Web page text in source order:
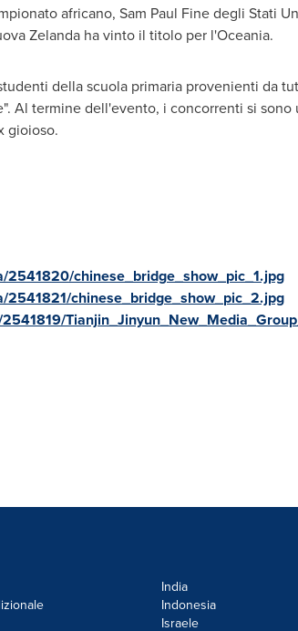
africano, Sam Paul Finedegli Stati
Zelanda ha vinto il titolo per l'Oceania.
della scuola primaria provenienti da
". Al termine dell'evento, i concorrenti si
gioioso.
chinese_bridge_show_pic_1.jpg
chinese_bridge_show_pic_2.jpg
India
Indonesia
Israele